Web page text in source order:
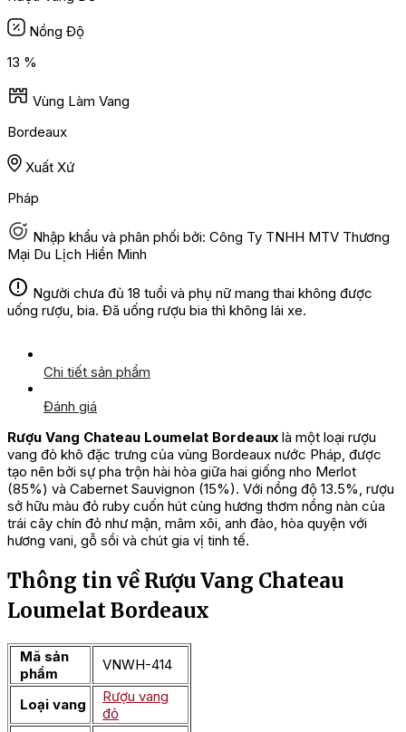
Nồng Độ
13 %
Vùng Làm Vang
Bordeaux
Xuất Xứ
Pháp
Nhập khẩu và phân phối bởi: Công Ty TNHH MTV Thương
Mại Du Lịch Hiền Minh
Người chưa đủ 18 tuổi và phụ nữ mang thai không được
uống rượu, bia. Đã uống rượu bia thì không lái xe.
Chi tiết sản phẩm
Đánh giá
Rượu Vang Chateau Loumelat Bordeaux là một loại rượu
vang đỏ khô đặc trưng của vùng Bordeaux nước Pháp, được
tạo nên bởi sự pha trộn hài hòa giữa hai giống nho Merlot
(85%) và Cabernet Sauvignon (15%). Với nồng độ 13.5%, rượu
sở hữu màu đỏ ruby cuốn hút cùng hương thơm nồng nàn của
trái cây chín đỏ như mận, mâm xôi, anh đào, hòa quyện với
hương vani, gỗ sồi và chút gia vị tinh tế.
Thông tin về Rượu Vang Chateau
Loumelat Bordeaux
Mã sản
phẩm
VNWH-414
Loại vang
Rượu vang
đỏ